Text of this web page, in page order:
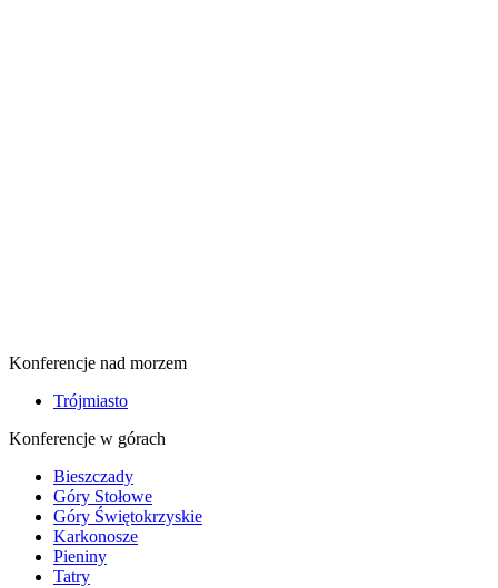
Konferencje nad morzem
Trójmiasto
Konferencje w górach
Bieszczady
Góry Stołowe
Góry Świętokrzyskie
Karkonosze
Pieniny
Tatry